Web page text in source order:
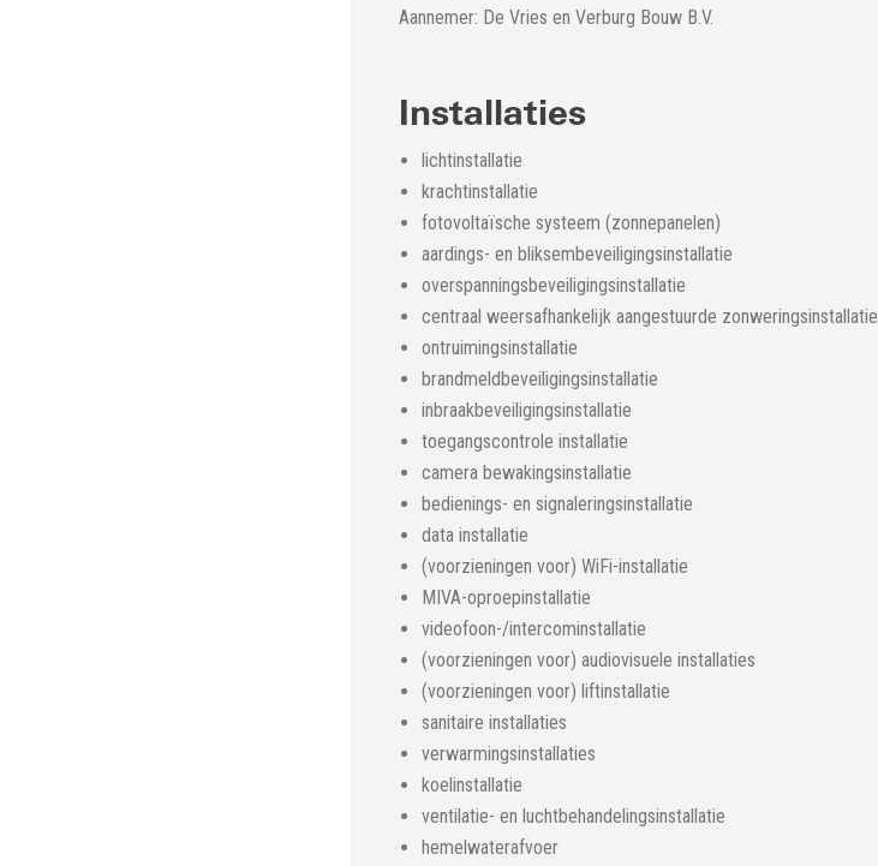
Aannemer: De Vries en Verburg Bouw B.V.
Installaties
lichtinstallatie
krachtinstallatie
fotovoltaïsche systeem (zonnepanelen)
aardings- en bliksembeveiligingsinstallatie
overspanningsbeveiligingsinstallatie
centraal weersafhankelijk aangestuurde zonweringsinstallatie
ontruimingsinstallatie
brandmeldbeveiligingsinstallatie
inbraakbeveiligingsinstallatie
toegangscontrole installatie
camera bewakingsinstallatie
bedienings- en signaleringsinstallatie
data installatie
(voorzieningen voor) WiFi-installatie
MIVA-oproepinstallatie
videofoon-/intercominstallatie
(voorzieningen voor) audiovisuele installaties
(voorzieningen voor) liftinstallatie
sanitaire installaties
verwarmingsinstallaties
koelinstallatie
ventilatie- en luchtbehandelingsinstallatie
hemelwaterafvoer